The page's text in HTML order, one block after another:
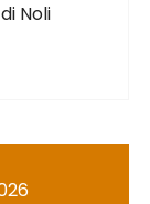
Noli